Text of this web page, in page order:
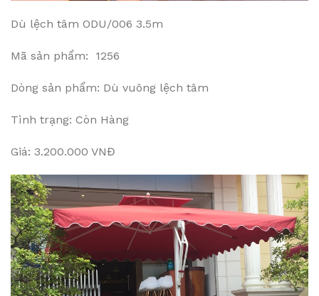
Dù lệch tâm ODU/006 3.5m
Mã sản phẩm: 1256
Dòng sản phẩm: Dù vuông lệch tâm
Tình trạng: Còn Hàng
Giá: 3.200.000 VNĐ